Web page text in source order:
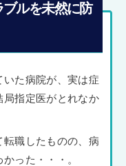
ルを未然に防
いた病院が、実は症
局指定医がとれなか
職したものの、病
った・・・。